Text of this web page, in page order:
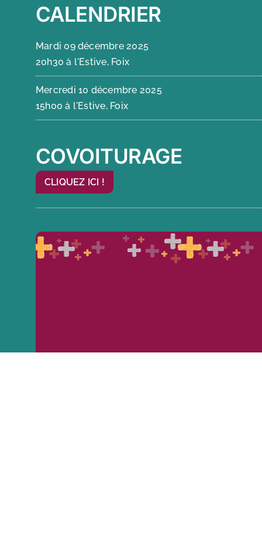
CALENDRIER
Mardi 09 décembre 2025
20h30 à l'Estive, Foix
Mercredi 10 décembre 2025
15h00 à l'Estive, Foix
COVOITURAGE
CLIQUEZ ICI !